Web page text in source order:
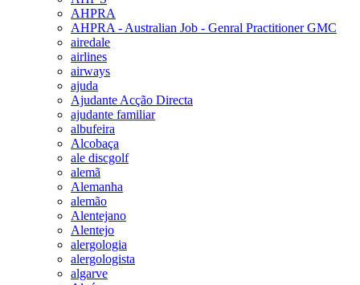
AHPRA
AHPRA - Australian Job - Genral Practitioner GMC
airedale
airlines
airways
ajuda
Ajudante Acção Directa
ajudante familiar
albufeira
Alcobaça
ale discgolf
alemã
Alemanha
alemão
Alentejano
Alentejo
alergologia
alergologista
algarve